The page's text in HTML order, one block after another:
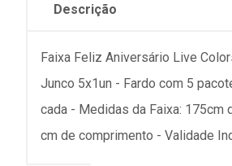
Descrição
Faixa Feliz Aniversário Live
Junco 5x1un - Fardo com 5
cada - Medidas da Faixa: 175cm
cm de comprimento - Validade